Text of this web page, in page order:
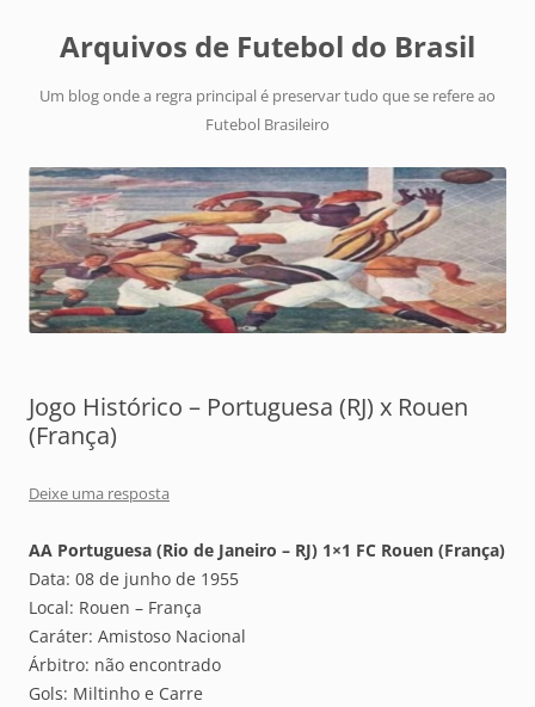
Arquivos de Futebol do Brasil
Um blog onde a regra principal é preservar tudo que se refere ao
Futebol Brasileiro
Jogo Histórico – Portuguesa (RJ) x Rouen
(França)
Deixe uma resposta
AA Portuguesa (Rio de Janeiro – RJ) 1×1 FC Rouen (França)
Data: 08 de junho de 1955
Local: Rouen – França
Caráter: Amistoso Nacional
Árbitro: não encontrado
Gols: Miltinho e Carre